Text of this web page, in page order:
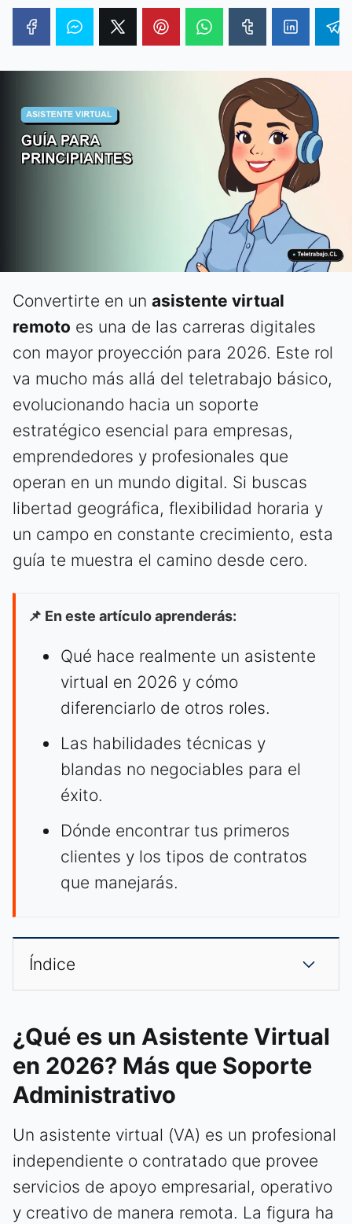
Convertirte en un asistente virtual
remoto es una de las carreras digitales
con mayor proyección para 2026. Este rol
va mucho más allá del teletrabajo básico,
evolucionando hacia un soporte
estratégico esencial para empresas,
emprendedores y profesionales que
operan en un mundo digital. Si buscas
libertad geográfica, flexibilidad horaria y
un campo en constante crecimiento, esta
guía te muestra el camino desde cero.
📌 En este artículo aprenderás:
Qué hace realmente un asistente
virtual en 2026 y cómo
diferenciarlo de otros roles.
Las habilidades técnicas y
blandas no negociables para el
éxito.
Dónde encontrar tus primeros
clientes y los tipos de contratos
que manejarás.
Índice
¿Qué es un Asistente Virtual
en 2026? Más que Soporte
Administrativo
Un asistente virtual (VA) es un profesional
independiente o contratado que provee
servicios de apoyo empresarial, operativo
y creativo de manera remota. La figura ha